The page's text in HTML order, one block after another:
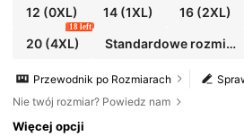
12 (0XL) 14 (1XL) 16(2XL)
20(4XL)
18 left
Standardowe rozmiary
Przewodnik po Rozmiarach
Nie twój rozmiar? Powiedz nam
Więcej opcji